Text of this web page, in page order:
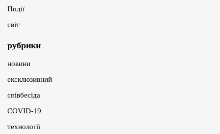
Події
світ
рубрики
новини
ексклюзивний
співбесіда
COVID-19
технології